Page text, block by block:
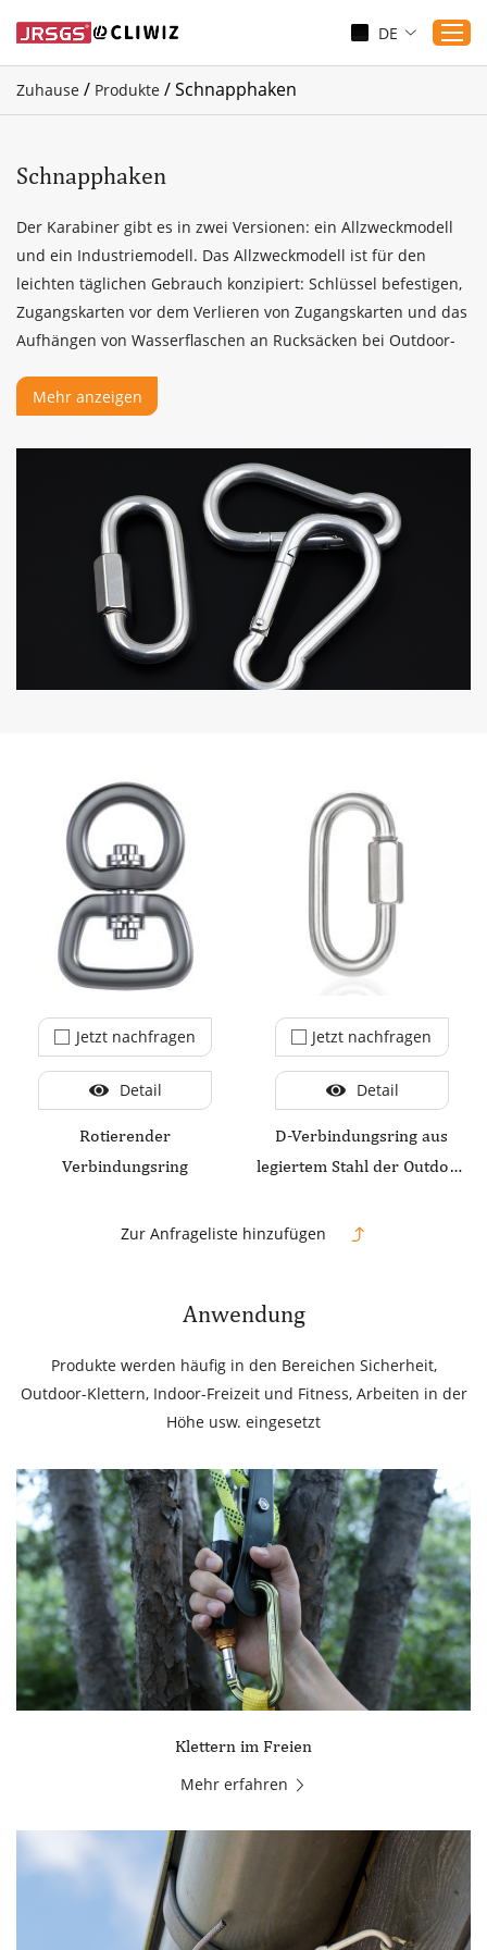
Dienst
Herunterladen
Sicherung
DE
Zuhause / Produkte /Schnapphaken
Schnapphaken
Der Karabiner gibt es in zwei Versionen: ein Allzweckmodell
und ein Industriemodell. Das Allzweckmodell ist für den
leichten täglichen Gebrauch konzipiert: Schlüssel befestigen,
Zugangskarten vor dem Verlieren von Zugangskarten und das
Aufhängen von Wasserflaschen an Rucksäcken bei Outdoor-
Mehr anzeigen
Jetzt nachfragen
Detail
Rotierender
Verbindungsring
Jetzt nachfragen
Detail
D-Verbindungsring aus
legiertem Stahl der Outdoor
Zur Anfrageliste hinzufügen
Anwendung
Produkte werden häufig in den Bereichen Sicherheit,
Outdoor-Klettern, Indoor-Freizeit und Fitness, Arbeiten in der
Höhe usw. eingesetzt
Klettern im Freien
Mehr erfahren